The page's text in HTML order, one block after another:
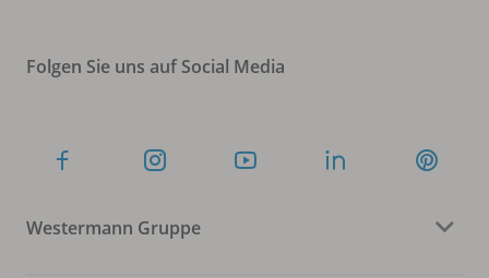
Folgen Sie uns auf Social Media
Westermann Gruppe